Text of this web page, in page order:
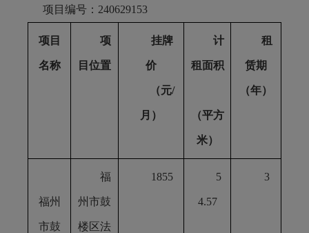
项目编号 ： 240629153
项目
名称
项
目位置
挂牌
价
（元/
月）
计
租面积
（平方
米）
租
赁期
（年）
福州
市鼓
福
州市鼓
楼区法
1855 5
4.57
3